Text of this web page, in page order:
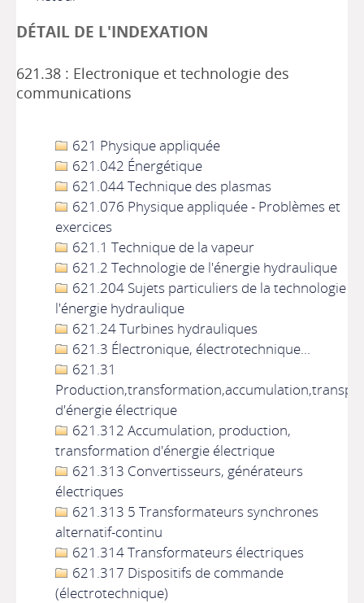
DÉTAIL DE L'INDEXATION
621.38 : Electronique et technologie des
communications
621 Physique appliquée
621.042 Énergétique
621.044 Technique des plasmas
621.076 Physique appliquée - Problèmes et
exercices
621.1 Technique de la vapeur
621.2 Technologie de l'énergie hydraulique
621.204 Sujets particuliers de la technologie de
l'énergie hydraulique
621.24 Turbines hydrauliques
621.3 Électronique, électrotechnique...
621.31
d'énergie électrique
621.312 Accumulation, production,
transformation d'énergie électrique
621.313 Convertisseurs, générateurs
électriques
621.313 5 Transformateurs synchrones
alternatif-continu
621.314 Transformateurs électriques
621.317 Dispositifs de commande
(électrotechnique)